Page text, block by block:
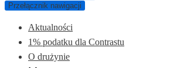
Przełącznik nawigacji
Aktualności
1% podatku dla Contrastu
O drużynie